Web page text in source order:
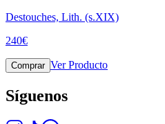
Destouches, Lith. (s.XIX)
240€
Comprar Ver Producto
Síguenos